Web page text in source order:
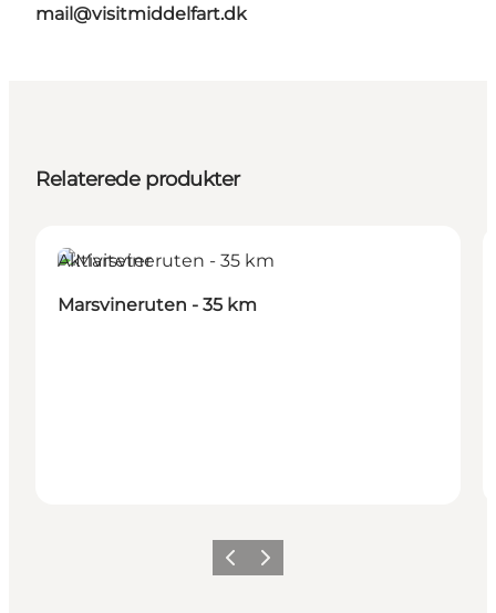
mail@visitmiddelfart.dk
Relaterede produkter
Aktiviteter
Marsvineruten - 35 km
ForrigeNæste